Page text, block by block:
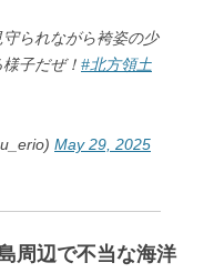
られながら袴姿の少
⼦だぜ！ #北方領土
May 29, 2025
周辺で不当な海洋